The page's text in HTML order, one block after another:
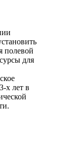
полевой
для
х лет в